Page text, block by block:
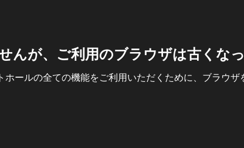
んが、ご利用のブラウザは古くな
ホールの全ての機能をご利用いただくために、ブラウザ